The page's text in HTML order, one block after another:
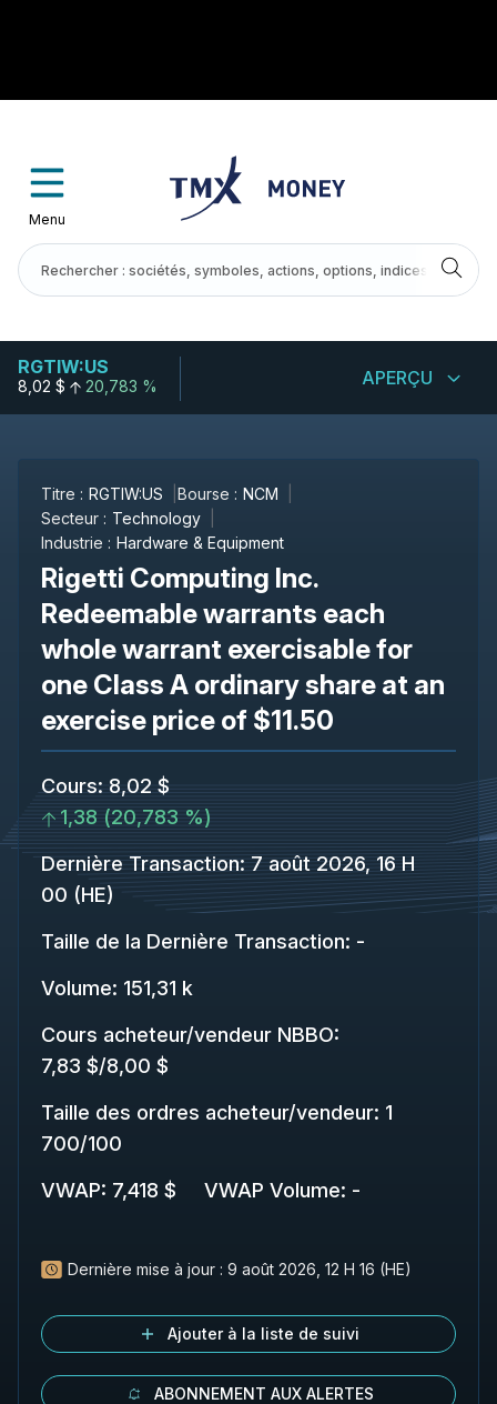
Menu
RGTIW:US
8,02 $ 20,783 % APERÇU
Titre : RGTIW:US Bourse : NCM
Secteur : Technology
Industrie : Hardware & Equipment
Rigetti Computing Inc.
Redeemable warrants each
whole warrant exercisable for
one Class A ordinary share at an
exercise price of $11.50
Cours: 8,02 $
1,38 (20,783 %)
Dernière Transaction:7 août 2026, 16 H
00 (HE)
Taille de la Dernière Transaction: -
Volume: 151,31 k
Cours acheteur/vendeur NBBO:
7,83 $/8,00 $
Taille des ordres acheteur/vendeur: 1
700/100
VWAP: 7,418 $ VWAP Volume: -
Dernière mise à jour : 9 août 2026, 12 H 16 (HE)
Ajouter à la liste de suivi
ABONNEMENT AUX ALERTES